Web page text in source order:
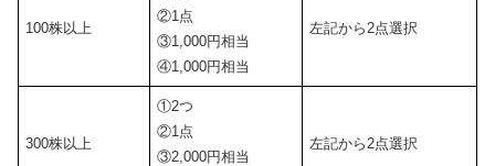
100株以上
②1点
③1,000円相当
④1,000円相当
左記から2点選択
300株以上
①2つ
②1点
③2,000円相当
左記から2点選択